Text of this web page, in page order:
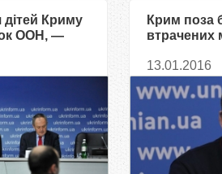
дітей Криму
ООН, —
Крим поза
втрачених
13.01.2016